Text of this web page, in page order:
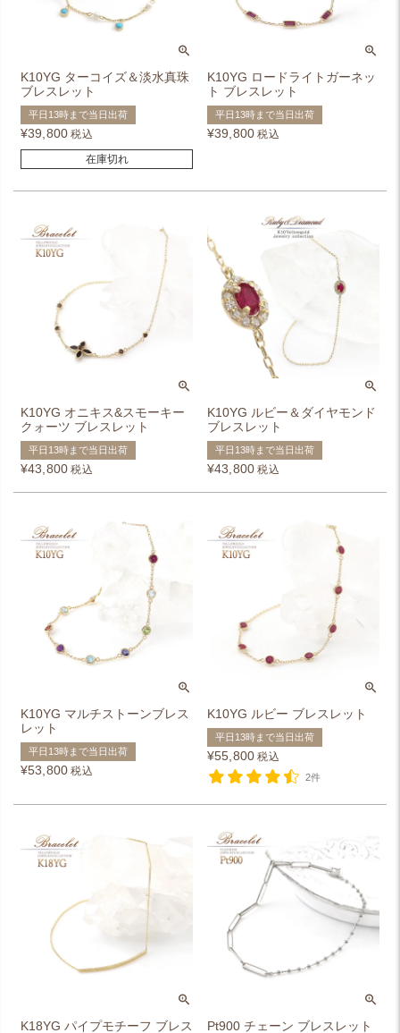
K10YG ターコイズ＆淡水真珠
ブレスレット
平日13時まで当日出荷
¥39,800 税込
在庫切れ
K10YG ロードライトガーネッ
ト ブレスレット
平日13時まで当日出荷
¥39,800 税込
K10YG オニキス&スモーキー
クォーツ ブレスレット
平日13時まで当日出荷
¥43,800 税込
K10YG ルビー＆ダイヤモンド
ブレスレット
平日13時まで当日出荷
¥43,800 税込
K10YG マルチストーンブレス
レット
平日13時まで当日出荷
¥53,800 税込
K10YG ルビー ブレスレット
平日13時まで当日出荷
¥55,800 税込
2件
K18YG パイプモチーフ ブレス
Pt900 チェーン ブレスレット